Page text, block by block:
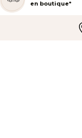
en boutique*
Livraison offerte